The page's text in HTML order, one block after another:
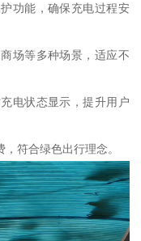
功能，确保充电过程安
场等多种场景，适应不
电状态显示，提升用户
符合绿色出行理念。